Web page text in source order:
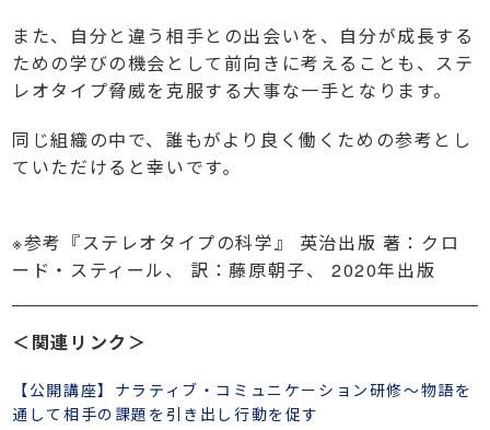
また、自分と違う相手との出会いを、自分が成長する
ための学びの機会として前向きに考えることも、ステ
レオタイプ脅威を克服する大事な一手となります。
同じ組織の中で、誰もがより良く働くための参考とし
ていただけると幸いです。
※参考『ステレオタイプの科学』 英治出版 著：クロ
ード・スティール、 訳：藤原朝子、 2020年出版
＜関連リンク＞
【公開講座】ナラティブ・コミュニケーション研修～物語を
通して相手の課題を引き出し行動を促す